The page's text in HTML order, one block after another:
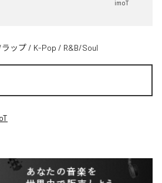
imoT
ップ / K-Pop / R&B/Soul